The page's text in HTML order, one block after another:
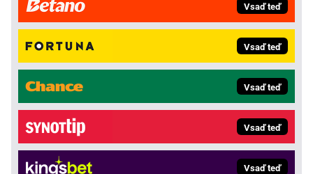
Vsaď teď
Vsaď teď
Vsaď teď
Vsaď teď
Vsaď teď